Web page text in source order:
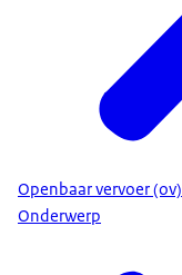
Openbaar vervoer (ov)
Onderwerp